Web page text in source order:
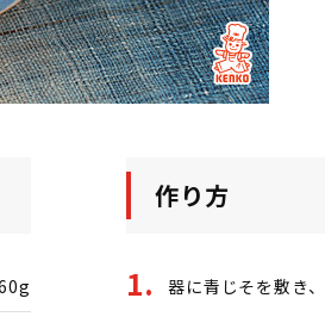
作り方
器に青じそを敷き、